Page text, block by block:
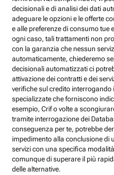
decisionali e di analisi dei dati
adeguare le opzioni e le offerte
e alle preferenze di consumo tue
ogni caso, tali trattamenti non
con la garanzia che nessun
automaticamente, chiederemo
decisionali automatizzati ci
attivazione dei contratti e dei
verifiche sul credito interrogando
specializzate che forniscono
esempio, Crif o volte a
tramite interrogazione dei
conseguenza per te, potrebbe
impedimento alla conclusione di
servizi con una specifica
comunque di superare il più
delle alternative.